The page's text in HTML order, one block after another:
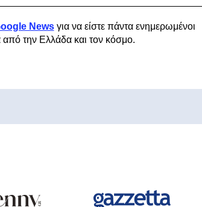
Newsγια να είστε πάντα ενημερωμένοι
από την Ελλάδα και τον κόσμο.